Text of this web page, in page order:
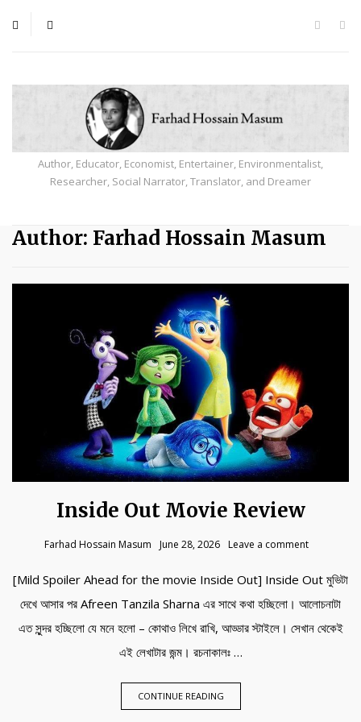
Author, Educator, Economist, Entertainer, Environmentalist,
Researcher, Social Narrator, Translator, and Dreamer
Author: Farhad Hossain Masum
Inside Out Movie Review
Farhad Hossain Masum June 28, 2026 Leave a comment
[Mild Spoiler Ahead for the movie Inside Out] Inside Out মুভিটা
দেখে আসার পর Afreen Tanzila Sharna এর সাথে কথা হচ্ছিলো। আলোচনাটা
এত সুন্দর হচ্ছিলো যে মনে হলো – কোথাও লিখে রাখি, আড্ডার স্টাইলে। সেখান থেকেই
এই লেখাটার জন্ম। রচনাকালঃ …
CONTINUE READING